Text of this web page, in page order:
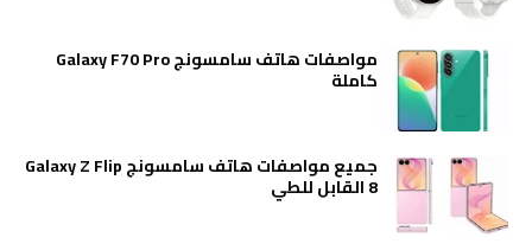
مواصفات هاتف سامسونج Galaxy F70 Pro
كاملة
جميع مواصفات هاتف سامسونج Galaxy Z Flip
8 القابل للطي